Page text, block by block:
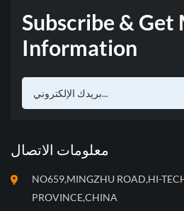
Subscribe & Get
Information
معلومات الاتصال
NO659,MINGZHU ROAD,HI-
PROVINCE,CHINA